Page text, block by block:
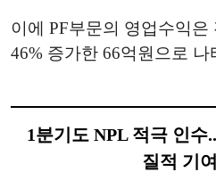
이에 PF부문의 영업수익은
46% 증가한 66억원으로 나
1분기도 NPL 적극 인수
질적 기